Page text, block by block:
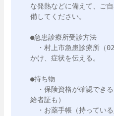
な発熱などに備えて、ご
備してください。
●急患診療所受診方法
・村上市急患診療所（
かけ、症状を伝える。
●持ち物
・保険資格が確認でき
給者証も）
・お薬手帳（持っている